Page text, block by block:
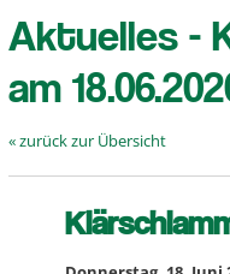
Aktuelles -
am
« zurück zur Übersicht